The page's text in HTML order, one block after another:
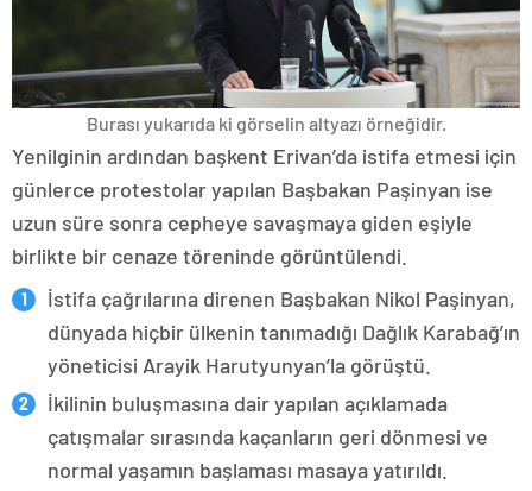
Burası yukarıda ki görselin altyazı örneğidir.
Yenilginin ardından başkent Erivan’da istifa etmesi için
günlerce protestolar yapılan Başbakan Paşinyan ise
uzun süre sonra cepheye savaşmaya giden eşiyle
birlikte bir cenaze töreninde görüntülendi.
İstifa çağrılarına direnen Başbakan Nikol Paşinyan,
dünyada hiçbir ülkenin tanımadığı Dağlık Karabağ’ın
yöneticisi Arayik Harutyunyan’la görüştü.
İkilinin buluşmasına dair yapılan açıklamada
çatışmalar sırasında kaçanların geri dönmesi ve
normal yaşamın başlaması masaya yatırıldı.